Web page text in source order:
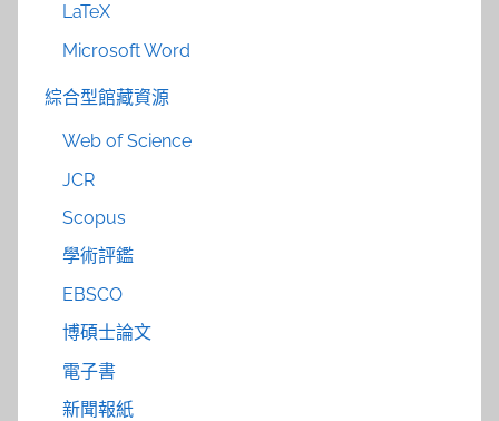
LaTeX
Microsoft Word
綜合型館藏資源
Web of Science
JCR
Scopus
學術評鑑
EBSCO
博碩士論文
電子書
新聞報紙